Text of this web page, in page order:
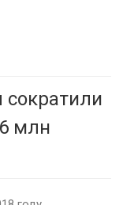
сократили
млн